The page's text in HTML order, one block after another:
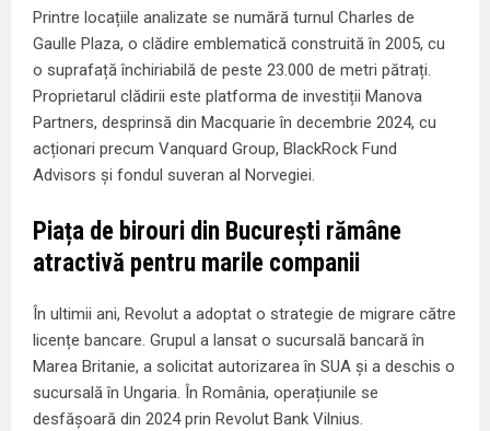
Printre locațiile analizate se numără turnul Charles de
Gaulle Plaza, o clădire emblematică construită în 2005, cu
o suprafață închiriabilă de peste 23.000 de metri pătrați.
Proprietarul clădirii este platforma de investiții Manova
Partners, desprinsă din Macquarie în decembrie 2024, cu
acționari precum Vanquard Group, BlackRock Fund
Advisors și fondul suveran al Norvegiei.
Piața de birouri din București rămâne
atractivă pentru marile companii
În ultimii ani, Revolut a adoptat o strategie de migrare către
licențe bancare. Grupul a lansat o sucursală bancară în
Marea Britanie, a solicitat autorizarea în SUA și a deschis o
sucursală în Ungaria. În România, operațiunile se
desfășoară din 2024 prin Revolut Bank Vilnius.